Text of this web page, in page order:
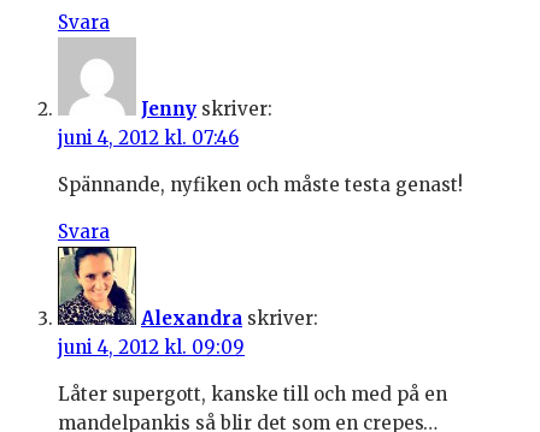
Svara
Jenny skriver:
juni 4, 2012 kl. 07:46
Spännande, nyfiken och måste testa genast!
Svara
Alexandra skriver:
juni 4, 2012 kl. 09:09
Låter supergott, kanske till och med på en
mandelpankis så blir det som en crepes…